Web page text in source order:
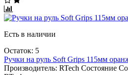
Есть в наличии
Остаток: 5
Ручки на руль Soft Grips 115мм
Производитель: RTech Состояние